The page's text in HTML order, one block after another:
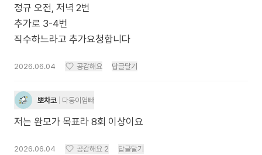
정규 오전, 저녁 2번
추가로 3-4번
직수하느라고 추가요청합니다
2026.06.04 공감해요 답글달기
뽀차코 다둥이엄빠
저는 완모가 목표라 8회 이상이요
2026.06.04 공감해요 2 답글달기